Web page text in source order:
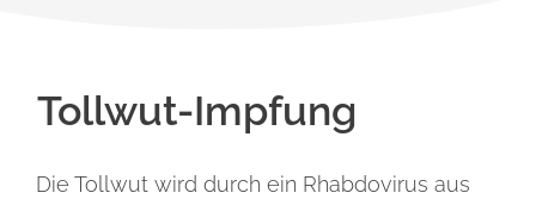
Tollwut-Impfung
Die Tollwut wird durch ein Rhabdovirus aus